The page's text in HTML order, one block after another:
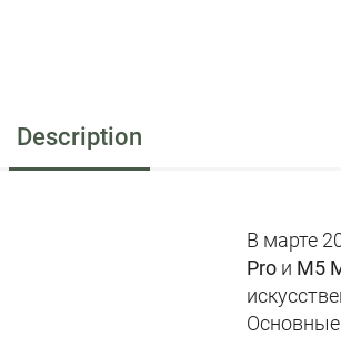
Description
В марте
Pro и M5